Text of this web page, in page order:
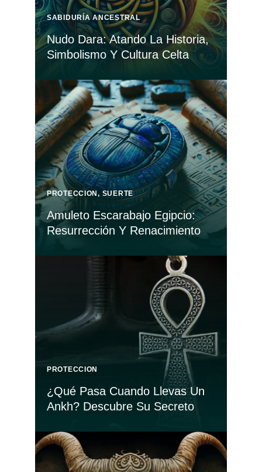
SABIDURÍA ANCESTRAL
Nudo Dara: Atando La Historia,
Simbolismo Y Cultura Celta
PROTECCION, SUERTE
Amuleto Escarabajo Egipcio:
Resurrección Y Renacimiento
PROTECCION
¿Qué Pasa Cuando Llevas Un
Ankh? Descubre Su Secreto